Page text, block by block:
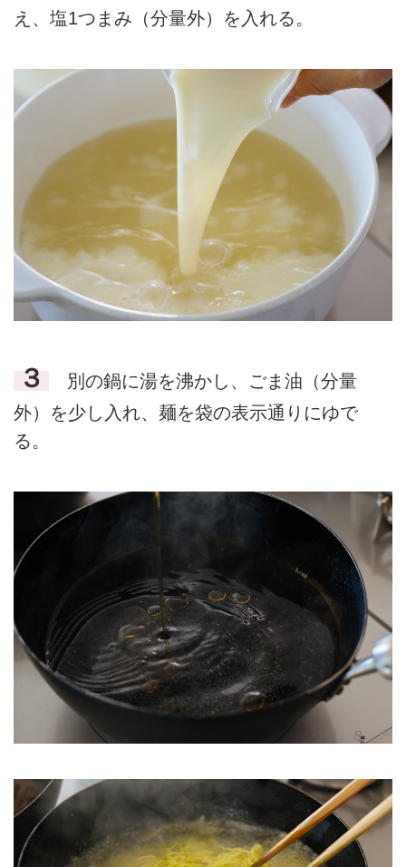
え、塩1つまみ（分量外）を入れる。
３
別の鍋に湯を沸かし、ごま油（分量
外）を少し入れ、麺を袋の表示通りにゆで
る。